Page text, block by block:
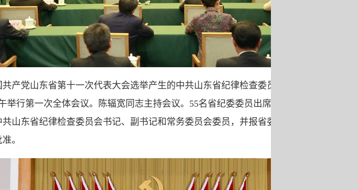
党山东省第十一次代表大会选举产生的中共山东省纪律检查委员会，
举行第一次全体会议。陈辐宽同志主持会议。55名省纪委委员出席会议。
山东省纪律检查委员会书记、副书记和常务委员会委员，并报省委十一
。